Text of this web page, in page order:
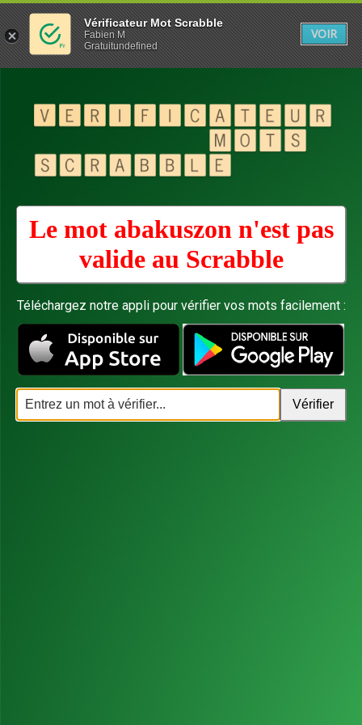
Le mot abakuszon n'est pas
valide au Scrabble
Téléchargez notre appli pour vérifier vos mots facilement :
Vérificateur Mot Scrabble
Fabien M
Gratuitundefined
VOIR